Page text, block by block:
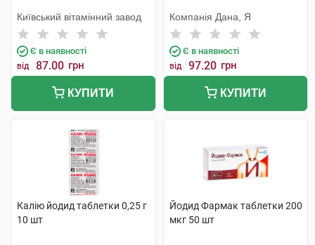
Київський вітамінний завод
Є в наявності
від 87.00 грн
КУПИТИ
Компанія Дана, Я
Є в наявності
від 97.20 грн
КУПИТИ
Калію йодид таблетки 0,25 г
10 шт
Йодид Фармак таблетки 200
мкг 50 шт